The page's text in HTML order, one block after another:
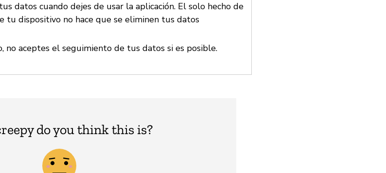
datos cuando dejes de usar la aplicación. El solo hecho de
tu dispositivo no hace que se eliminen tus datos
no aceptes el seguimiento de tus datos si es posible.
do you think this is?